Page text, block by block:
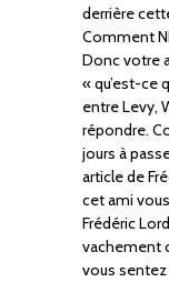
derrière
Comment
Donc votre
« qu’est-ce
entre Levy,
répondre.
jours à
article de
cet ami
Frédéric
vachement
vous sentez